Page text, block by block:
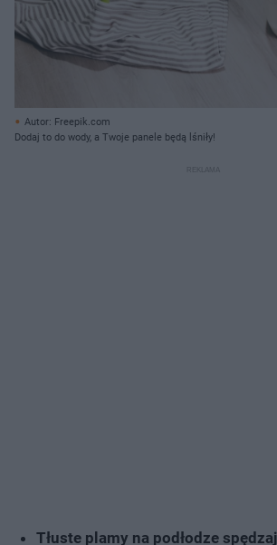
Autor: Freepik.com
Dodaj to do wody, a Twoje panele będą lśniły!
Tłuste plamy na podłodze